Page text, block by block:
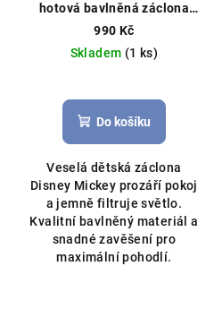
hotová bavlněná záclona
300x150 cm bílá
můžeme ušít na míru
990 Kč
Skladem (1 ks)
Do košíku
Veselá dětská záclona
Disney Mickey prozáří pokoj
a jemně filtruje světlo.
Kvalitní bavlněný materiál a
snadné zavěšení pro
maximální pohodlí.